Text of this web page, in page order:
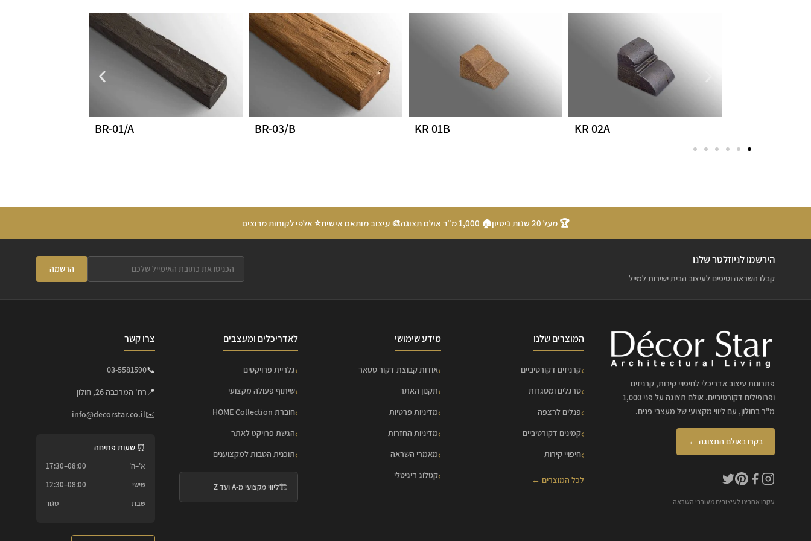
KR 02A
KR 01B
BR-03/B
BR-01/A
🏆 מעל 20 שנות ניסיון 🏠 1,000 מ"ר אולם תצוגה 🎨 עיצוב מותאם אישית⭐ אלפי לקוחות מרוצים
הירשמו לניוזלטר שלנו
קבלו השראה וטיפים לעיצוב הבית ישירות למייל
הרשמה
פתרונות עיצוב אדריכלי לחיפויי קירות, קרניזים
ופרופילים דקורטיביים. אולם תצוגה על פני 1,000
מ"ר בחולון, עם ליווי מקצועי של מעצבי פנים.
בקרו באולם התצוגה ←
עקבו אחרינו לעיצובים מעוררי השראה
המוצרים שלנו
קרניזים דקורטיביים
סרגלים ומסגרות
פנלים לרצפה
קמינים דקורטיביים
חיפויי קירות
לכל המוצרים ←
מידע שימושי
אודות קבוצת דקור סטאר
תקנון האתר
מדיניות פרטיות
מדיניות החזרות
מאמרי השראה
קטלוג דיגיטלי
לאדריכלים ומעצבים
גלריית פרויקטים
שיתוף פעולה מקצועי
חוברת HOME Collection
הגשת פרויקט לאתר
תוכנית הטבות למקצוענים
🏗️ליווי מקצועי מ-A ועד Z
צרו קשר
📞
03-5581590
📍 רח' המרכבה 26, חולון
✉️
info@decorstar.co.il
⏰ שעות פתיחה
א'–ה'
08:00–17:30
שישי
08:00–12:30
שבת
סגור